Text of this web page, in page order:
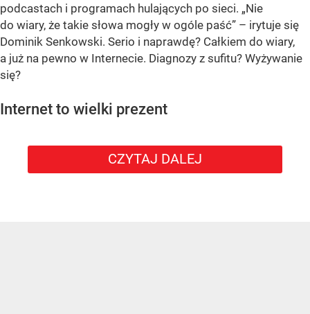
podcastach i programach hulających po sieci. „Nie
do wiary, że takie słowa mogły w ogóle paść” – irytuje się
Dominik Senkowski. Serio i naprawdę? Całkiem do wiary,
a już na pewno w Internecie. Diagnozy z sufitu? Wyżywanie
się?
Internet to wielki prezent
CZYTAJ DALEJ